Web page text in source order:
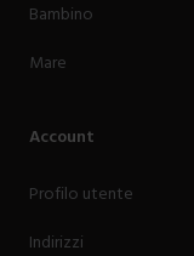
Bambino
Mare
Account
Profilo utente
Indirizzi